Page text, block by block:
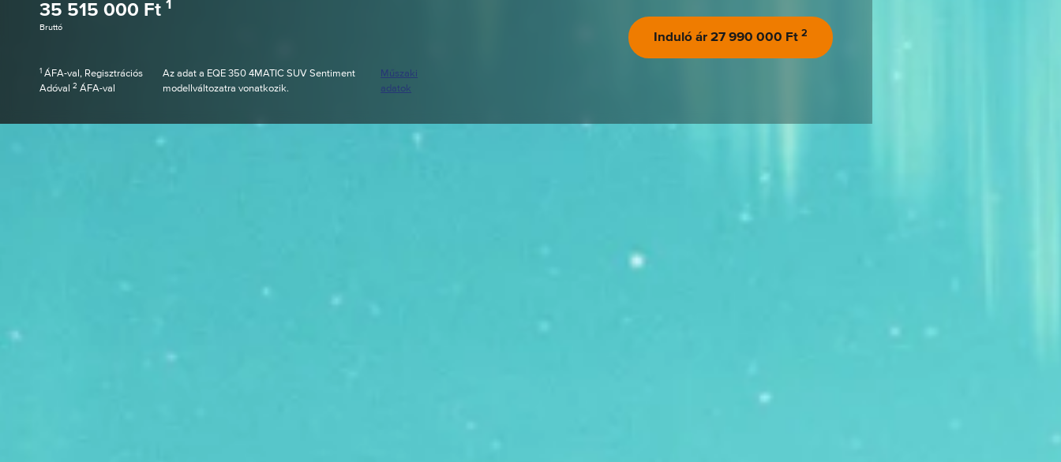
35 515 000 Ft 1
Bruttó
1 ÁFA-val, Regisztrációs
Adóval
2 ÁFA-val
Az adat a EQE 350 4MATIC SUV Sentiment
modellváltozatra vonatkozik.
Műszaki
adatok
Induló ár 27 990 000 Ft 2